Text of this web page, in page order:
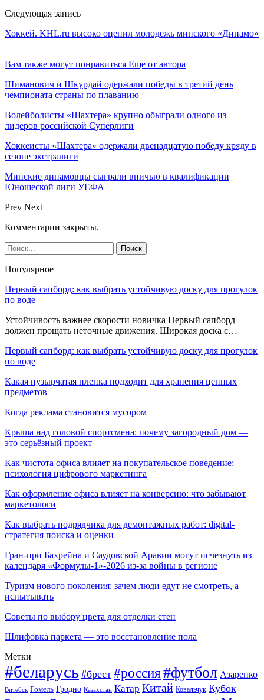
Следующая запись
Хоккей. KHL.ru высоко оценил молодежь минского «Динамо»
Вам также могут понравиться Еще от автора
Шиманович и Шкурдай одержали победы в третий день
чемпионата страны по плаванию
Волейболисты «Шахтера» крупно обыграли одного из
лидеров российской Суперлиги
Хоккеисты «Шахтера» одержали двенадцатую победу кряду в
сезоне экстралиги
Минские динамовцы сыграли вничью в квалификации
Юношеской лиги УЕФА
Prev Next
Комментарии закрыты.
Популярное
Первый сапборд: как выбрать устойчивую доску для прогулок
по воде
Устойчивость важнее скорости новичка Первый сапборд
должен прощать неточные движения. Широкая доска с…
Первый сапборд: как выбрать устойчивую доску для прогулок
по воде
Какая пузырчатая пленка подходит для хранения ценных
предметов
Когда реклама становится мусором
Крыша над головой спортсмена: почему загородный дом —
это серьёзный проект
Как чистота офиса влияет на покупательское поведение:
психология цифрового маркетинга
Как оформление офиса влияет на конверсию: что забывают
маркетологи
Как выбрать подрядчика для демонтажных работ: digital-
стратегия поиска и оценки
Гран-при Бахрейна и Саудовской Аравии могут исчезнуть из
календаря «Формулы-1»-2026 из-за войны в регионе
Туризм нового поколения: зачем люди едут не смотреть, а
испытывать
Советы по выбору цвета для отделки стен
Шлифовка паркета — это восстановление пола
Метки
#беларусь #брест #россия#футбол Азаренко
Витебск Гомель Гродно Казахстан Катар Китай Ковальчук Кубок